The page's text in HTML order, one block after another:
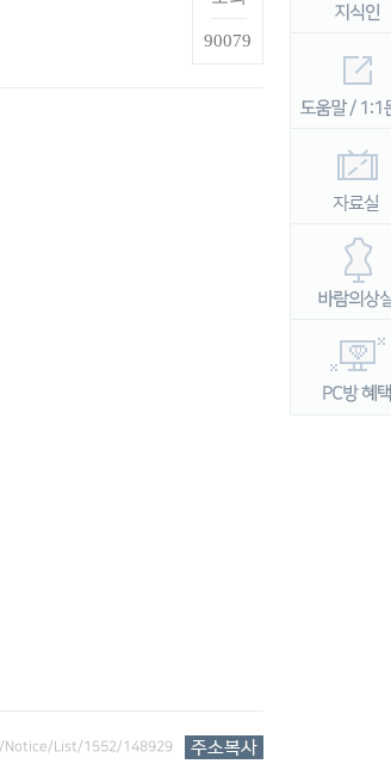
90079
List/1552/148929